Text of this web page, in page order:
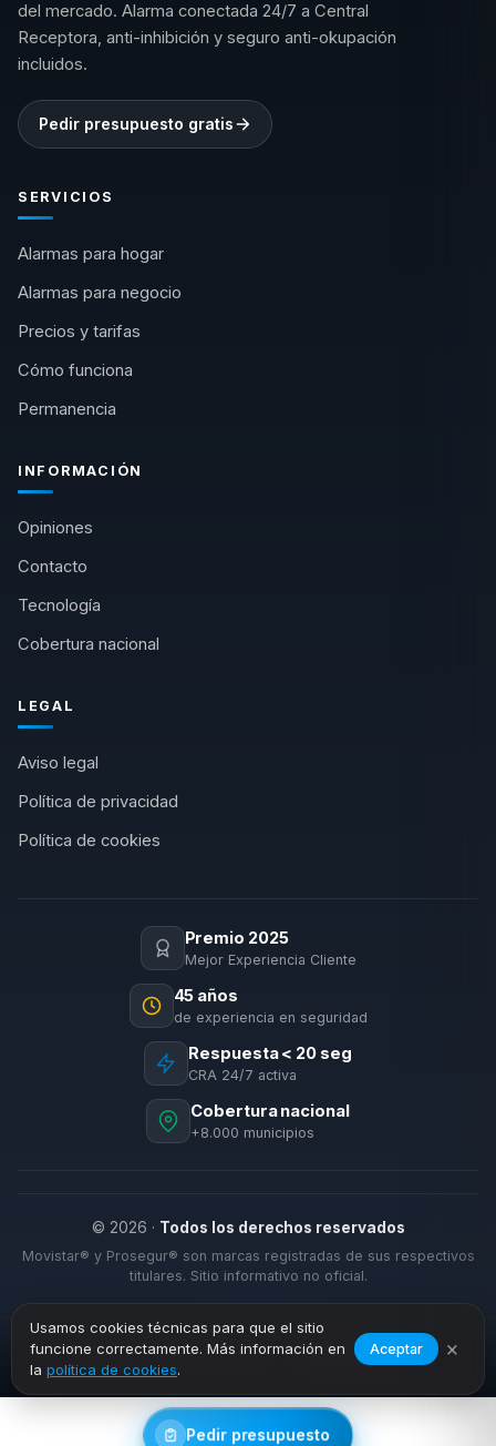
Pedir presupuesto
Usamos cookies técnicas para que el sitio
funcione correctamente. Más información en
la política de cookies.
Aceptar ×
del mercado. Alarma conectada 24/7 a Central
Receptora, anti-inhibición y seguro anti-okupación
incluidos.
Pedir presupuesto gratis
SERVICIOS
Alarmas para hogar
Alarmas para negocio
Precios y tarifas
Cómo funciona
Permanencia
INFORMACIÓN
Opiniones
Contacto
Tecnología
Cobertura nacional
LEGAL
Aviso legal
Política de privacidad
Política de cookies
Premio 2025
Mejor Experiencia Cliente
45 años
de experiencia en seguridad
Respuesta < 20 seg
CRA 24/7 activa
Cobertura nacional
+8.000 municipios
© 2026 · Todos los derechos reservados
Movistar® y Prosegur® son marcas registradas de sus respectivos
titulares. Sitio informativo no oficial.
Inicio › Alarmas Hogar › Barrios (Los)